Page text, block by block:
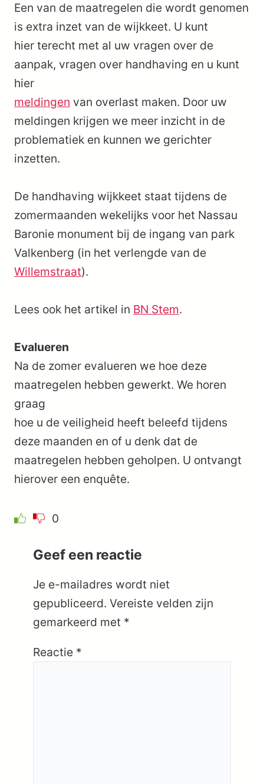
Een van de maatregelen die wordt genomen
is extra inzet van de wijkkeet. U kunt
hier terecht met al uw vragen over de
aanpak, vragen over handhaving en u kunt
hier
meldingen van overlast maken. Door uw
meldingen krijgen we meer inzicht in de
problematiek en kunnen we gerichter
inzetten.
De handhaving wijkkeet staat tijdens de
zomermaanden wekelijks voor het Nassau
Baronie monument bij de ingang van park
Valkenberg (in het verlengde van de
Willemstraat).
Lees ook het artikel in BN Stem.
Evalueren
Na de zomer evalueren we hoe deze
maatregelen hebben gewerkt. We horen
graag
hoe u de veiligheid heeft beleefd tijdens
deze maanden en of u denk dat de
maatregelen hebben geholpen. U ontvangt
hierover een enquête.
0
Geef een reactie
Je e-mailadres wordt niet
gepubliceerd. Vereiste velden zijn
gemarkeerd met *
Reactie *